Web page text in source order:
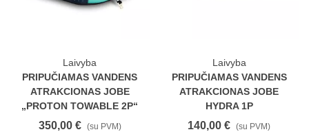
Laivyba
PRIPUČIAMAS VANDENS
ATRAKCIONAS JOBE
„PROTON TOWABLE 2P“
350,00 € (su PVM)
Laivyba
PRIPUČIAMAS VANDENS
ATRAKCIONAS JOBE
HYDRA 1P
140,00 € (su PVM)